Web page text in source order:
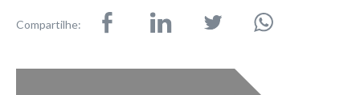
Compartilhe: